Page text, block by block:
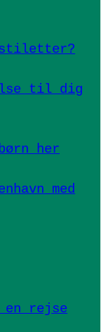
til dig
her
med
en rejse